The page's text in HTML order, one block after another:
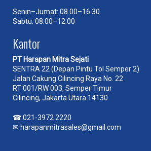
Senin–Jumat: 08.00–16.30
Sabtu: 08.00–12.00
Kantor
PT Harapan Mitra Sejati
SENTRA 22 (Depan Pintu Tol Semper 2)
Jalan Cakung Cilincing Raya No. 22
RT 001/RW 003, Semper Timur
Cilincing, Jakarta Utara 14130
☎021-3972 2220
✉ harapanmitrasales@gmail.com